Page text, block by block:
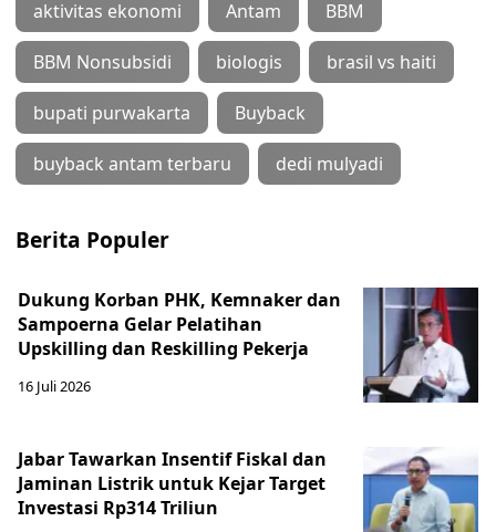
aktivitas ekonomi Antam BBM
BBM Nonsubsidi biologis brasil vs haiti
bupati purwakarta Buyback
buyback antam terbaru dedi mulyadi
Berita Populer
Dukung Korban PHK, Kemnaker dan
Sampoerna Gelar Pelatihan
Upskilling dan Reskilling Pekerja
16 Juli 2026
Jabar Tawarkan Insentif Fiskal dan
Jaminan Listrik untuk Kejar Target
Investasi Rp314 Triliun